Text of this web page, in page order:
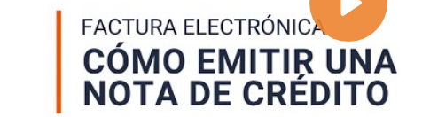
DTE que emites cuando se presentan cambios en el
4. Guía de despacho
De acuerdo con el SII, “
debes emitirla cuando se haya
otorgamiento de la factura y cuando se trasladen bienes,